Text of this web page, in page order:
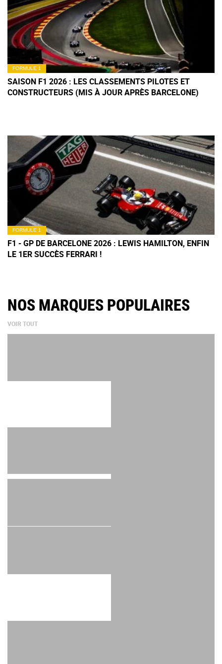
FORMULE 1
SAISON F1 2026 : LES CLASSEMENTS PILOTES ET
CONSTRUCTEURS (MIS À JOUR APRÈS BARCELONE)
FORMULE 1
F1 - GP DE BARCELONE 2026 : LEWIS HAMILTON, ENFIN
LE 1ER SUCCÈS FERRARI !
NOS MARQUES POPULAIRES
VOIR TOUT